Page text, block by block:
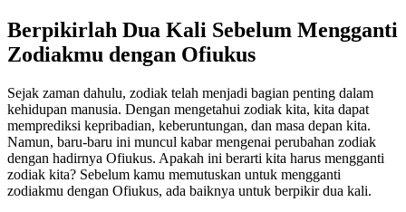
Berpikirlah Dua Kali Sebelum Mengganti
Zodiakmu dengan Ofiukus
Sejak zaman dahulu, zodiak telah menjadi bagian penting dalam
kehidupan manusia. Dengan mengetahui zodiak kita, kita dapat
memprediksi kepribadian, keberuntungan, dan masa depan kita.
Namun, baru-baru ini muncul kabar mengenai perubahan zodiak
dengan hadirnya Ofiukus. Apakah ini berarti kita harus mengganti
zodiak kita? Sebelum kamu memutuskan untuk mengganti
zodiakmu dengan Ofiukus, ada baiknya untuk berpikir dua kali.